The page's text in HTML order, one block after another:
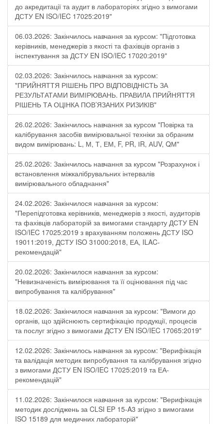
до акредитації та аудит в лабораторіях згідно з вимогами
ДСТУ EN ISO/IEC 17025:2019"
06.03.2026: Закінчилось навчання за курсом: "Підготовка
керівників, менеджерів з якості та фахівців органів з
інспектування за ДСТУ EN ISO/IEC 17020:2019"
02.03.2026: Закінчилось навчання за курсом:
"ПРИЙНЯТТЯ РІШЕНЬ ПРО ВІДПОВІДНІСТЬ ЗА
РЕЗУЛЬТАТАМИ ВИМІРЮВАНЬ. ПРАВИЛА ПРИЙНЯТТЯ
РІШЕНЬ ТА ОЦІНКА ПОВ’ЯЗАНИХ РИЗИКІВ"
26.02.2026: Закінчилось навчання за курсом "Повірка та
калібрування засобів вимірювальної техніки за обраним
видом вимірювань: L, М, Т, ЕМ, F, РR, ІR, АUV, QМ"
25.02.2026: Закінчилось навчання за курсом "Розрахунок і
встановлення міжкалібрувальних інтервалів
вимірювального обладнання"
24.02.2026: Закінчилося навчання за курсом:
"Перепідготовка керівників, менеджерів з якості, аудиторів
та фахівців лабораторій за вимогами стандарту ДСТУ EN
ISO/IEC 17025:2019 з врахуванням положень ДСТУ ISO
19011:2019, ДСТУ ISO 31000:2018, ЕА, ILAC-
рекомендацій"
20.02.2026: Закінчилося навчання за курсом:
"Невизначеність вимірювання та її оцінювання під час
випробування та калібрування"
18.02.2026: Закінчилося навчання за курсом: "Вимоги до
органів, що здійснюють сертифікацію продукції, процесів
та послуг згідно з вимогами ДСТУ EN ISO/IEC 17065:2019"
12.02.2026: Закінчилось навчання за курсом: "Верифікація
та валідація методик випробування та калібрування згідно
з вимогами ДСТУ EN ISO/IEC 17025:2019 та ЕА-
рекомендацій"
11.02.2026: Закінчилося навчання за курсом: "Верифікація
методик досліджень за CLSI EP 15-A3 згідно з вимогами
ISO 15189 для медичних лабораторій"